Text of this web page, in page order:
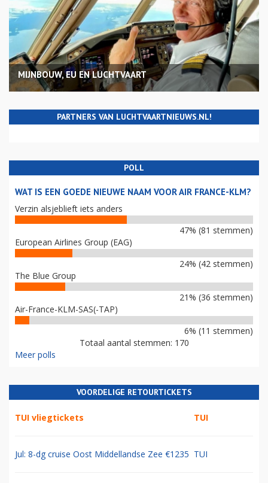
MIJNBOUW, EU EN LUCHTVAART
PARTNERS VAN LUCHTVAARTNIEUWS.NL!
POLL
WAT IS EEN GOEDE NIEUWE NAAM VOOR AIR FRANCE-KLM?
Verzin alsjeblieft iets anders
47% (81 stemmen)
European Airlines Group (EAG)
24% (42 stemmen)
The Blue Group
21% (36 stemmen)
Air-France-KLM-SAS(-TAP)
6% (11 stemmen)
Totaal aantal stemmen: 170
Meer polls
VOORDELIGE RETOURTICKETS
TUI vliegtickets TUI
Jul: 8-dg cruise Oost Middellandse Zee €1235 TUI